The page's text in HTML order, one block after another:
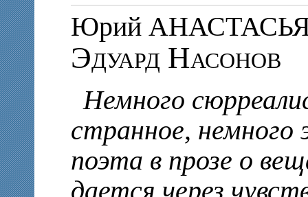
Юрий
Эдуард Насонов
Немного
странное, немного
поэта в прозе о
дается через